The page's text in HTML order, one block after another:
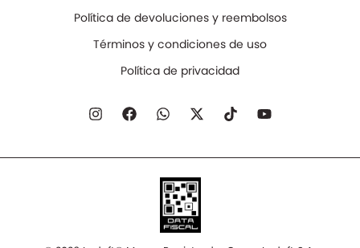
Política de devoluciones y reembolsos
Términos y condiciones de uso
Política de privacidad